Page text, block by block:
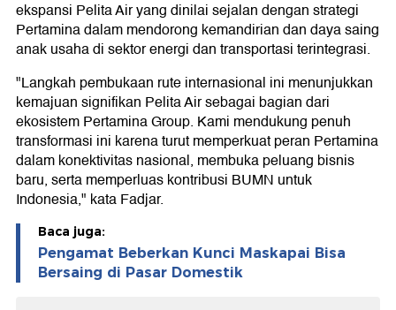
ekspansi Pelita Air yang dinilai sejalan dengan strategi
Pertamina dalam mendorong kemandirian dan daya saing
anak usaha di sektor energi dan transportasi terintegrasi.
"Langkah pembukaan rute internasional ini menunjukkan
kemajuan signifikan Pelita Air sebagai bagian dari
ekosistem Pertamina Group. Kami mendukung penuh
transformasi ini karena turut memperkuat peran Pertamina
dalam konektivitas nasional, membuka peluang bisnis
baru, serta memperluas kontribusi BUMN untuk
Indonesia," kata Fadjar.
Baca juga:
Pengamat Beberkan Kunci Maskapai Bisa
Bersaing di Pasar Domestik